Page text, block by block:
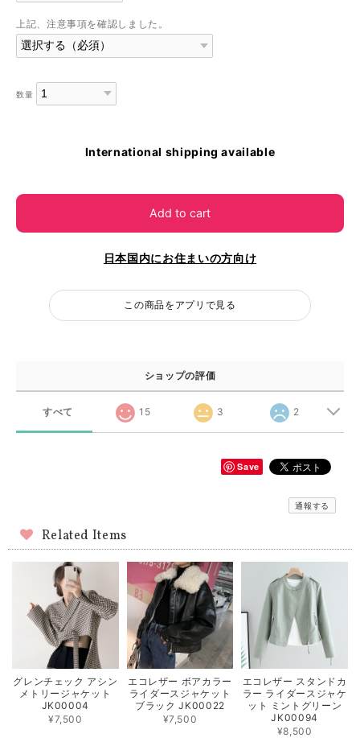
上記、注意事項を確認しました。
数量
International shipping available
Add to cart
日本国内にお住まいの方向け
この商品をアプリで見る
ショップの評価
すべて 15 3 2
Save
通報する
Related Items
グレンチェック アシン
メトリージャケット
JK00004
¥7,500
エコレザー ボアカラー
ライダースジャケット
ブラック JK00022
¥7,500
エコレザー スタンドカ
ラー ライダースジャケ
ット ミントグリーン
JK00094
¥8,500